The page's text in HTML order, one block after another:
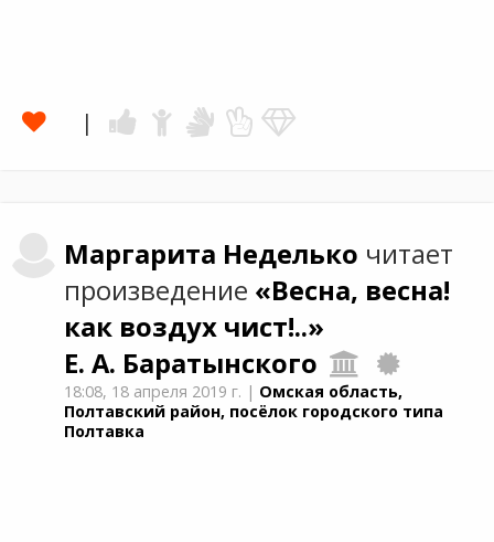
Маргарита Неделько читает
произведение «Весна, весна!
как воздух чист!..»
Е. А. Баратынского
18:08, 18 апреля 2019 г. | Омская область,
Полтавский район, посёлок городского типа
Полтавка